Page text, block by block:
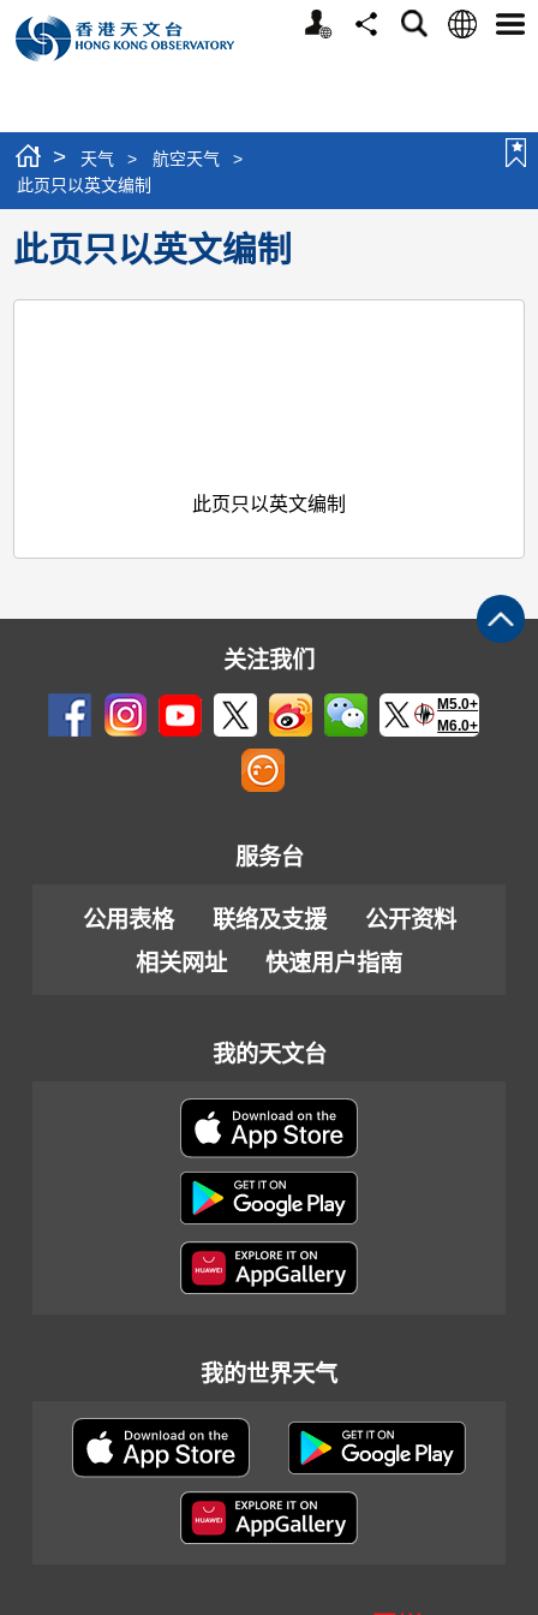
个
分
搜
语
选
> 天气 > 航空天气
>
此页只以英文编制
此页只以英文编制
此页只以英文编制
关注我们
M5.0+
M6.0+
服务台
公用表格 联络及支援
公开资料
相关网址
快速用户指南
我的天文台
我的世界天气